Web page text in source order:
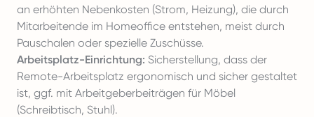
an erhöhten Nebenkosten (Strom, Heizung), die durch
Mitarbeitende im Homeoffice entstehen, meist durch
Pauschalen oder spezielle Zuschüsse.
Arbeitsplatz-Einrichtung: Sicherstellung, dass der
Remote-Arbeitsplatz ergonomisch und sicher gestaltet
ist, ggf. mit Arbeitgeberbeiträgen für Möbel
(Schreibtisch, Stuhl).